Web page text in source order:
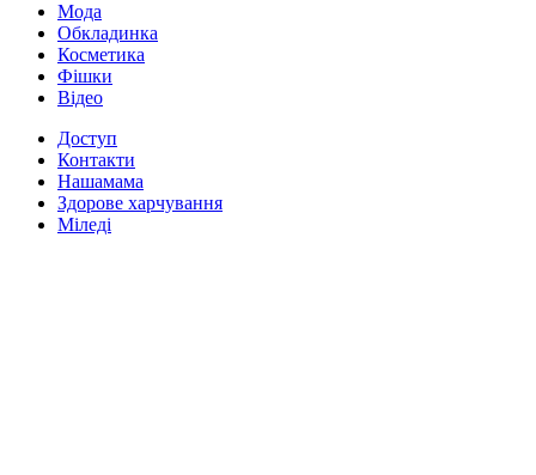
Мода
Обкладинка
Косметика
Фішки
Відео
Доступ
Контакти
Нашамама
Здорове харчування
Міледі